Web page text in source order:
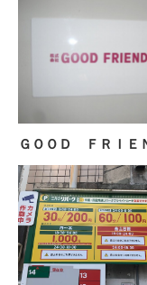
ＧＯＯＤ ＦＲＩ